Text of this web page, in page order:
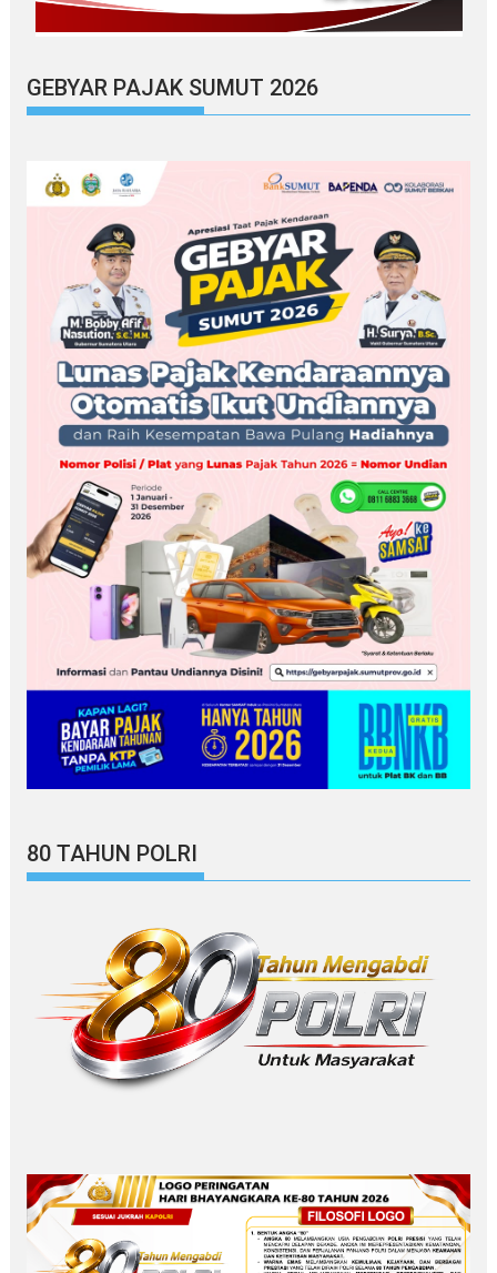
GEBYAR PAJAK SUMUT 2026
80 TAHUN POLRI